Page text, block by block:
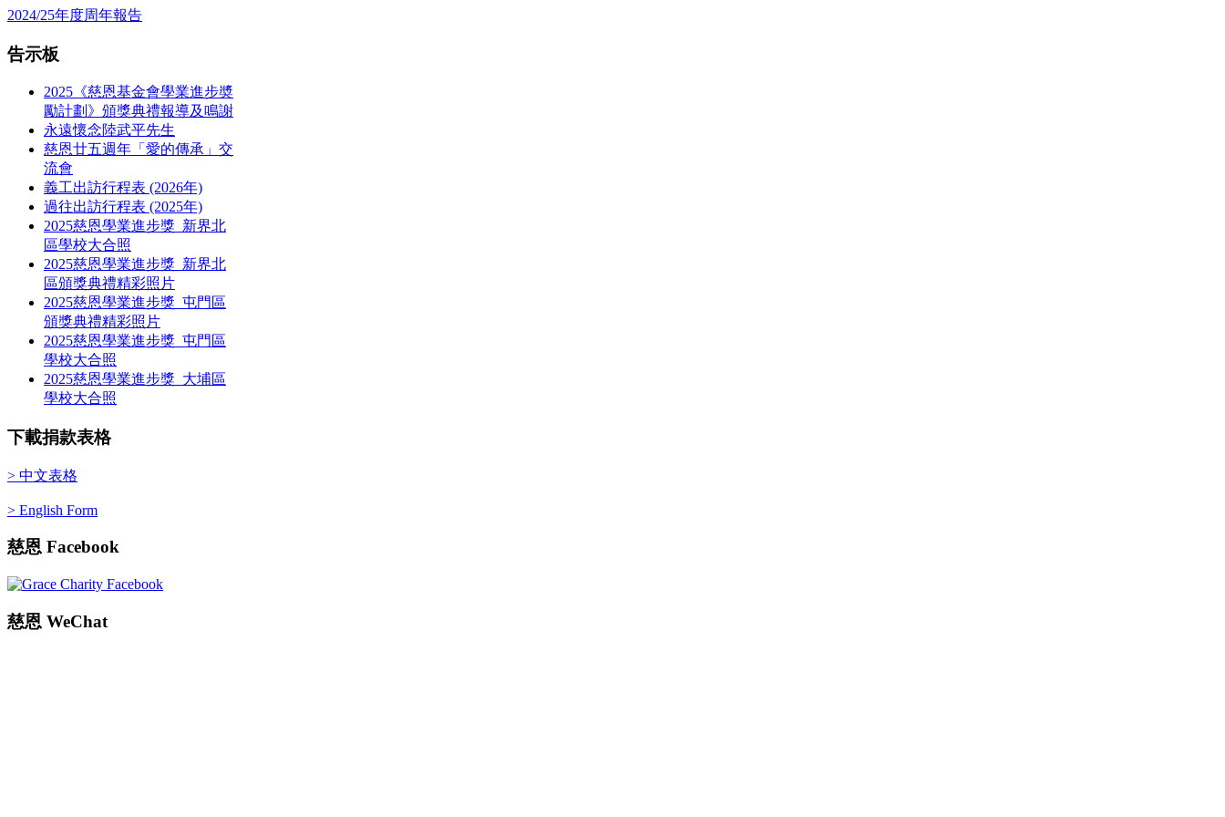
2024/25年度周年報告
告示板
2025《慈恩基金會學業進步奬
勵計劃》頒獎典禮報導及鳴謝
永遠懷念陸武平先生
慈恩廿五週年「愛的傳承」交
流會
義工出訪行程表 (2026年)
過往出訪行程表 (2025年)
2025慈恩學業進步獎_新界北
區學校大合照
2025慈恩學業進步獎_新界北
區頒獎典禮精彩照片
2025慈恩學業進步獎_屯門區
頒獎典禮精彩照片
2025慈恩學業進步獎_屯門區
學校大合照
2025慈恩學業進步獎_大埔區
學校大合照
下載捐款表格
> 中文表格
> English Form
慈恩 Facebook
慈恩 WeChat